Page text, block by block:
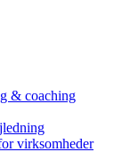
& coaching
virksomheder